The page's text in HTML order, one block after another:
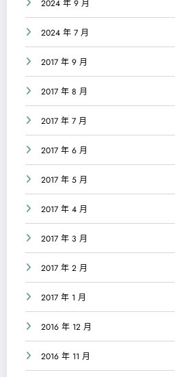
2024 年 9 月
2024 年 7 月
2017 年 9 月
2017 年 8 月
2017 年 7 月
2017 年 6 月
2017 年 5 月
2017 年 4 月
2017 年 3 月
2017 年 2 月
2017 年 1 月
2016 年 12 月
2016 年 11 月